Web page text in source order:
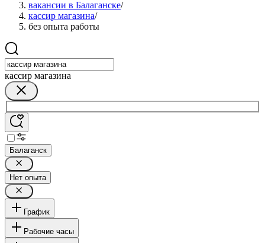
вакансии в Балаганске/
кассир магазина/
без опыта работы
кассир магазина
Балаганск
Нет опыта
График
Рабочие часы